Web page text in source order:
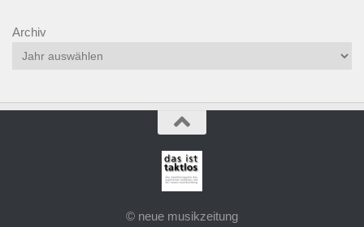
Archiv
© neue musikzeitung